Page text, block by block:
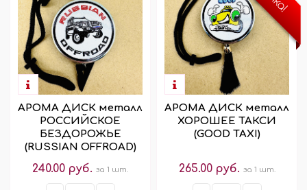
АРОМА ДИСК металл
РОССИЙСКОЕ
БЕЗДОРОЖЬЕ
(RUSSIAN OFFROAD)
240.00 руб. за 1 шт.
АРОМА ДИСК металл
ХОРОШЕЕ ТАКСИ
(GOOD TAXI)
265.00 руб. за 1 шт.